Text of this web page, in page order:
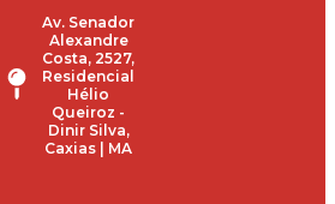
Av. Senador
Alexandre
Costa, 2527,
Residencial
Hélio
Queiroz -
Dinir Silva,
Caxias | MA